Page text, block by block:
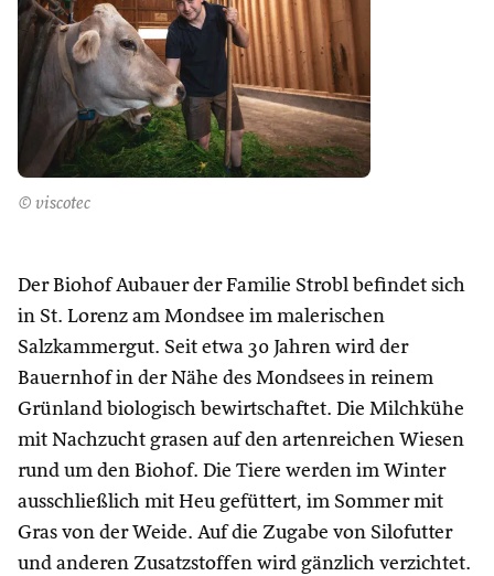
© viscotec
Der Biohof Aubauer der Familie Strobl befindet sich
in St. Lorenz am Mondsee im malerischen
Salzkammergut. Seit etwa 30 Jahren wird der
Bauernhof in der Nähe des Mondsees in reinem
Grünland biologisch bewirtschaftet. Die Milchkühe
mit Nachzucht grasen auf den artenreichen Wiesen
rund um den Biohof. Die Tiere werden im Winter
ausschließlich mit Heu gefüttert, im Sommer mit
Gras von der Weide. Auf die Zugabe von Silofutter
und anderen Zusatzstoffen wird gänzlich verzichtet.